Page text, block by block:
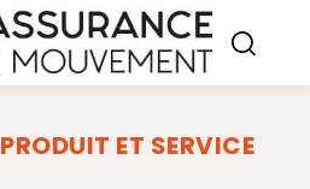
PRODUIT ET SERVICE